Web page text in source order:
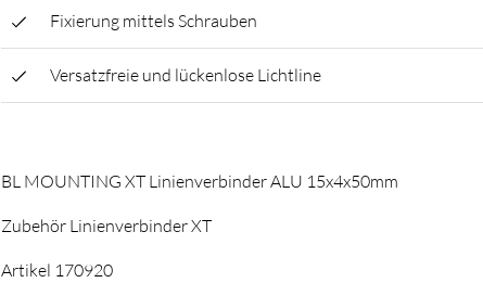
Fixierung mittels Schrauben
Versatzfreie und lückenlose Lichtline
BL MOUNTING XT Linienverbinder ALU 15x4x50mm
Zubehör Linienverbinder XT
Artikel 170920